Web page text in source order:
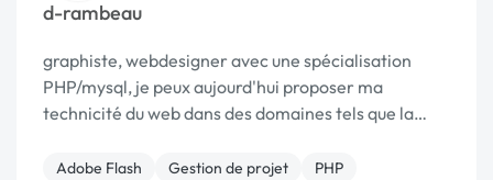
d-rambeau
graphiste, webdesigner avec une spécialisation
PHP/mysql, je peux aujourd'hui proposer ma
technicité du web dans des domaines tels que la
graphique, l’intégration ou le développement. Mes
Adobe Flash Gestion de projet
PHP